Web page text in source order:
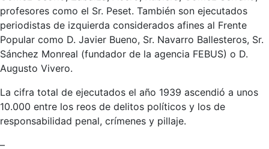
profesores como el Sr. Peset. También son ejecutados
periodistas de izquierda considerados afines al Frente
Popular como D. Javier Bueno, Sr. Navarro Ballesteros, Sr.
Sánchez Monreal (fundador de la agencia FEBUS) o D.
Augusto Vivero.
La cifra total de ejecutados el año 1939 ascendió a unos
10.000 entre los reos de delitos políticos y los de
responsabilidad penal, crímenes y pillaje.
–